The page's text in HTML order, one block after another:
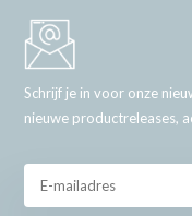
Schrijf je in voor onze
nieuwe productreleases,